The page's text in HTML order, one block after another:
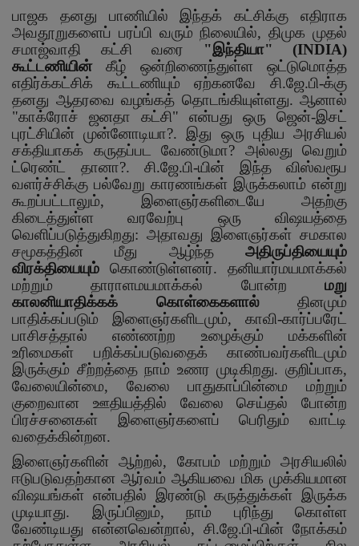
பாஜக தனது பாணியில் இந்தக் கட்சிக்கு எதிராக
அவதூறுகளைப் பரப்பி வரும் நிலையில்,திமுக முதல்
சமாஜ்வாதி கட்சி வரை
"இந்தியா" (INDIA)
கூட்டணியின்கீழ் ஒன்றிணைந்துள்ள ஒட்டுமொத்த
எதிர்க்கட்சிக் கூட்டணியும் ஏற்கனவே சி.ஜே.பி-க்கு
தனது ஆதரவை வழங்கத் தொடங்கியுள்ளது. ஆனால்
"காக்ரோச் ஜனதா கட்சி" என்பது ஒரு ஜென்-இசட்
புரட்சியின் முன்னோடியா?. இது ஒரு புதிய அரசியல்
சக்தியாகக் கருதப்பட வேண்டுமா? அல்லது வெறும்
ட்ரெண்ட் தானா?. சி.ஜே.பி-யின் இந்த விஸ்வரூப
வளர்ச்சிக்கு பல்வேறு காரணங்கள் இருக்கலாம் என்று
கூறப்பட்டாலும், இளைஞர்களிடையே அதற்கு
கிடைத்துள்ள வரவேற்பு ஒரு விஷயத்தை
வெளிப்படுத்துகிறது: அதாவது இளைஞர்கள் சமகால
சமூகத்தின் மீது ஆழ்ந்த அதிருப்தியையும்
விரக்தியையும் கொண்டுள்ளனர். தனியார்மயமாக்கல்
மற்றும் தாராளமயமாக்கல் போன்ற மறு
காலனியாதிக்கக் கொள்கைகளால்தினமும்
பாதிக்கப்படும் இளைஞர்களிடமும், காவி-கார்ப்பரேட்
பாசிசத்தால் எண்ணற்ற உழைக்கும் மக்களின்
உரிமைகள் பறிக்கப்படுவதைக் காண்பவர்களிடமும்
இருக்கும் சீற்றத்தை நாம் உணர முடிகிறது. குறிப்பாக,
வேலையின்மை, வேலை பாதுகாப்பின்மை மற்றும்
குறைவான ஊதியத்தில் வேலை செய்தல் போன்ற
பிரச்சனைகள் இளைஞர்களைப் பெரிதும் வாட்டி
வதைக்கின்றன.
இளைஞர்களின் ஆற்றல், கோபம் மற்றும் அரசியலில்
ஈடுபடுவதற்கான ஆர்வம் ஆகியவை மிக முக்கியமான
விஷயங்கள் என்பதில் இரண்டு கருத்துக்கள் இருக்க
முடியாது. இருப்பினும், நாம் புரிந்து கொள்ள
வேண்டியது என்னவென்றால், சி.ஜே.பி-யின் நோக்கம்